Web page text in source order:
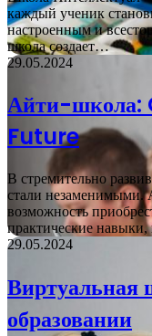
каждый ученик
настроенным и
школа создает…
29.05.2024
Айти-
Future
В стремительно
стали незаменимыми.
возможность
практические
29.05.2024
Виртуальная
образовании